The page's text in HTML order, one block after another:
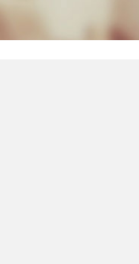
視窗)
開新視窗)
享(另開新視窗)